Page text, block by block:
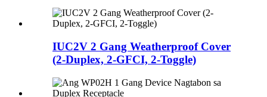
IUC2V 2 Gang Weatherproof Cover
(2-Duplex, 2-GFCI, 2-Toggle)